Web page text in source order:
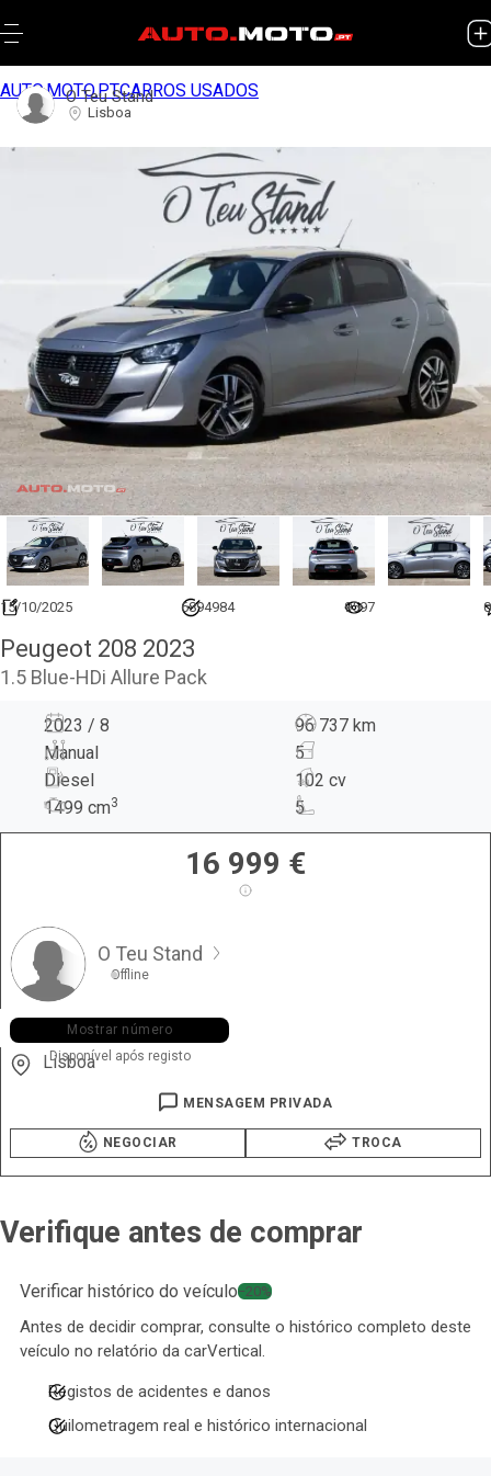
AUTO.MOTO.PTCARROS USADOS
15/10/2025 6894984 9597 0
Peugeot 208 2023
1.5 Blue-HDi Allure Pack
2023 / 8
96 737 km
Manual
5
Diesel
102 cv
1499 cm3 5
16 999 €
O Teu Stand
Offline
+351 931 ••• •20
Mostrar número
Disponível após registo
Lisboa
MENSAGEM PRIVADA
NEGOCIAR TROCA
Verifique antes de comprar
Verificar histórico do veículo−20%
Antes de decidir comprar, consulte o histórico completo deste
veículo no relatório da carVertical.
Registos de acidentes e danos
Quilometragem real e histórico internacional
O Teu Stand
Lisboa